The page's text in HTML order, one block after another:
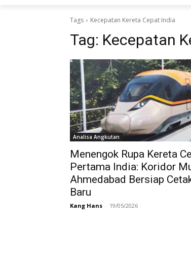
Tags Kecepatan Kereta Cepat India
Tag: Kecepatan
Analisa Angkutan
Menengok Rupa Kereta
Pertama India: Koridor
Ahmedabad Bersiap
Baru
Kang Hans - 19/05/2026